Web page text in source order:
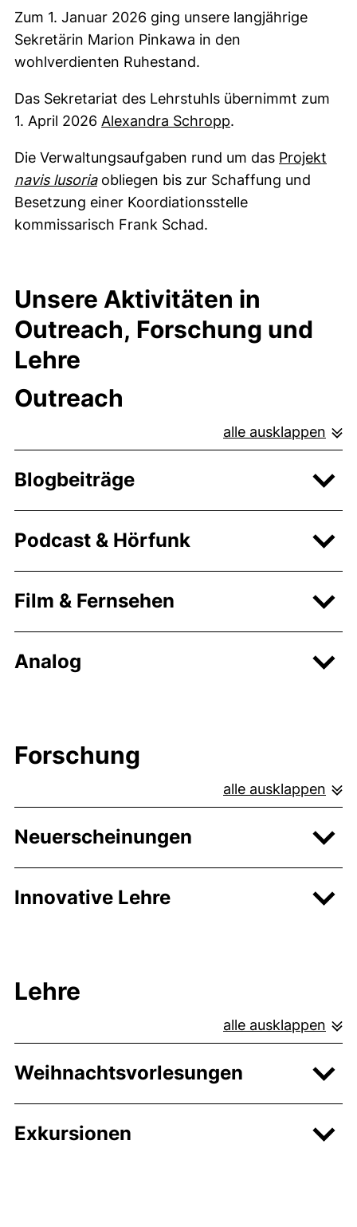
Zum 1. Januar 2026 ging unsere langjährige
Sekretärin Marion Pinkawa in den
wohlverdienten Ruhestand.
Das Sekretariat des Lehrstuhls übernimmt zum
1. April 2026 Alexandra Schropp.
Die Verwaltungsaufgaben rund um das Projekt
navis lusoriaobliegen bis zur Schaffung und
Besetzung einer Koordiationsstelle
kommissarisch Frank Schad.
Unsere Aktivitäten in
Outreach, Forschung und
Lehre
Outreach
alle ausklappen
Blogbeiträge
Podcast & Hörfunk
Film & Fernsehen
Analog
Forschung
alle ausklappen
Neuerscheinungen
Innovative Lehre
Lehre
alle ausklappen
Weihnachtsvorlesungen
Exkursionen